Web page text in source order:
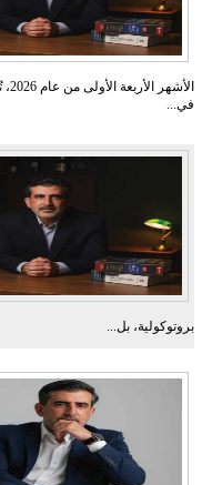
في...
بروتوكولية، بل...